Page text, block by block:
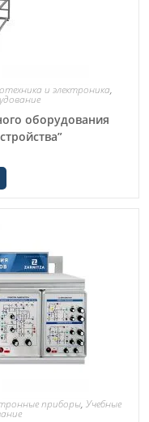
и электроника,
оборудования
приборы, Учебные